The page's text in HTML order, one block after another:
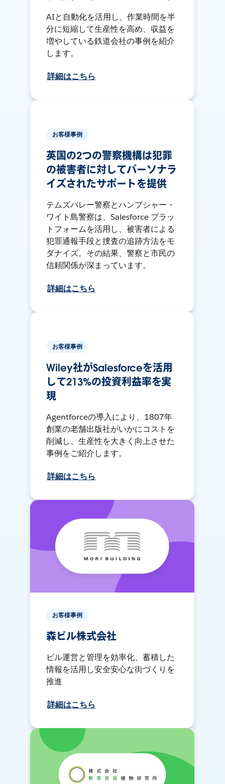
AIと自動化を活用し、作業時間を半
分に短縮して生産性を高め、収益を
増やしている鉄道会社の事例を紹介
します。
詳細はこちら
お客様事例
英国の2つの警察機構は犯罪
の被害者に対してパーソナラ
イズされたサポートを提供
テムズバレー警察とハンプシャー・
ワイト島警察は、Salesforce プラッ
トフォームを活用し、被害者による
犯罪通報手段と捜査の追跡方法をモ
ダナイズ。その結果、警察と市民の
信頼関係が深まっています。
詳細はこちら
お客様事例
Wiley社がSalesforceを活用
して213%の投資利益率を実
現
Agentforceの導入により、1807年
創業の老舗出版社がいかにコストを
削減し、生産性を大きく向上させた
事例をご紹介します。
詳細はこちら
お客様事例
森ビル株式会社
ビル運営と管理を効率化、蓄積した
情報を活用し安全安心な街づくりを
推進
詳細はこちら